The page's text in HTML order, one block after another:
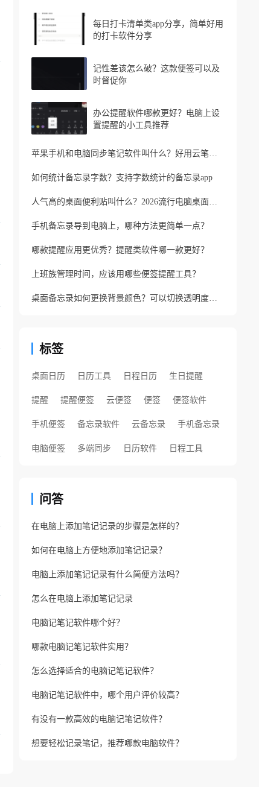
每日打卡清单类app分享，简单好用
的打卡软件分享
记性差该怎么破？这款便签可以及
时督促你
办公提醒软件哪款更好？电脑上设
置提醒的小工具推荐
苹果手机和电脑同步笔记软件叫什么？好用云笔记软件分享
如何统计备忘录字数？支持字数统计的备忘录app
人气高的桌面便利贴叫什么？2026流行电脑桌面便利贴
手机备忘录导到电脑上，哪种方法更简单一点？
哪款提醒应用更优秀？提醒类软件哪一款更好？
上班族管理时间，应该用哪些便签提醒工具？
桌面备忘录如何更换背景颜色？可以切换透明度的备忘录
标签
桌面日历 日历工具 日程日历 生日提醒
提醒 提醒便签 云便签 便签 便签软件
手机便签 备忘录软件 云备忘录 手机备忘录
电脑便签 多端同步 日历软件 日程工具
问答
在电脑上添加笔记记录的步骤是怎样的？
如何在电脑上方便地添加笔记记录？
电脑上添加笔记记录有什么简便方法吗？
怎么在电脑上添加笔记记录
电脑记笔记软件哪个好？
哪款电脑记笔记软件实用？
怎么选择适合的电脑记笔记软件？
电脑记笔记软件中，哪个用户评价较高？
有没有一款高效的电脑记笔记软件？
想要轻松记录笔记，推荐哪款电脑软件？